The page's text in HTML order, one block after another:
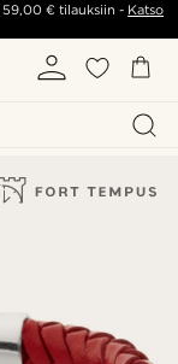
59,00 €tilauksiin - Katso